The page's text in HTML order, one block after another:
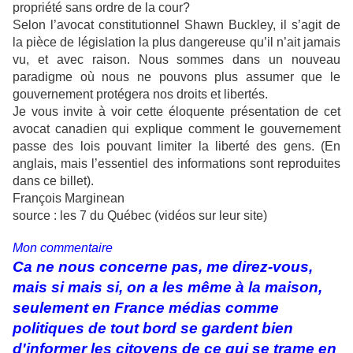
propriété sans ordre de la cour?
Selon l’avocat constitutionnel Shawn Buckley, il s’agit de
la pièce de législation la plus dangereuse qu’il n’ait jamais
vu, et avec raison. Nous sommes dans un nouveau
paradigme où nous ne pouvons plus assumer que le
gouvernement protégera nos droits et libertés.
Je vous invite à voir cette éloquente présentation de cet
avocat canadien qui explique comment le gouvernement
passe des lois pouvant limiter la liberté des gens. (En
anglais, mais l’essentiel des informations sont reproduites
dans ce billet).
François Marginean
source : les 7 du Québec (vidéos sur leur site)
Mon commentaire
Ca ne nous concerne pas, me direz-vous,
mais si mais si, on a les même à la maison,
seulement en France médias comme
politiques de tout bord se gardent bien
d'informer les citoyens de ce qui se trame en